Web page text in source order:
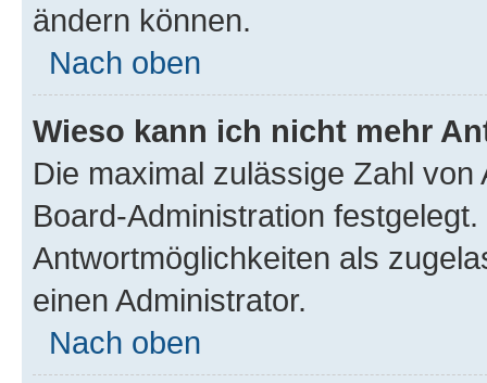
ändern können.
Nach oben
Wieso kann ich nicht mehr
Die maximal zulässige Zahl
Board-Administration
Antwortmöglichkeiten als
einen Administrator.
Nach oben